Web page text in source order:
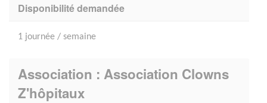
Disponibilité demandée
1 journée / semaine
Association : Association Clowns
Z'hôpitaux